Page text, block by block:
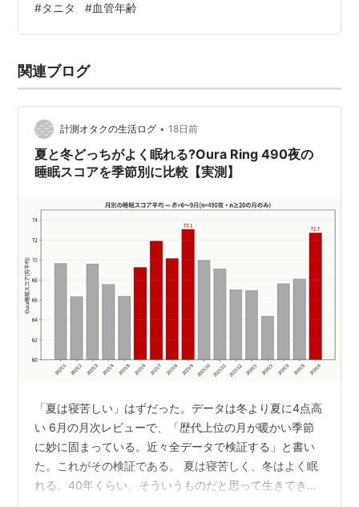
方に「老けてますね」と言われてから出勤している。 19
ヶ月分の月別データ この差が一時的なものなら笑い話で
別に並べる。 月 体内年齢(タニタ) 血管年齢(Oura) 差
2025年1月…
#タニタ #血管年齢
関連ブログ
計測オタクの生活ログ • 18日前
夏と冬どっちがよく眠れる?Oura Ring 490夜の
睡眠スコアを季節別に比較【実測】
「夏は寝苦しい」はずだった。データは冬より夏に4点高
い 6月の月次レビューで、「歴代上位の月が暖かい季節
に妙に固まっている。近々全データで検証する」と書い
た。これがその検証である。 夏は寝苦しく、冬はよく眠
れる。40年くらい、そういうものだと思って生きてき